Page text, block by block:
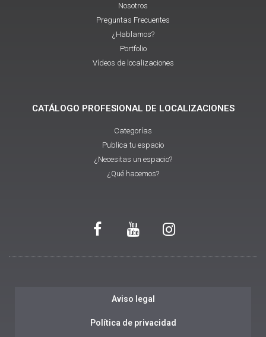
Nosotros
Preguntas Frecuentes
¿Hablamos?
Portfolio
Vídeos de localizaciones
CATÁLOGO PROFESIONAL DE LOCALIZACIONES
Categorías
Publica tu espacio
¿Necesitas un espacio?
¿Qué hacemos?
Aviso legal
Política de privacidad